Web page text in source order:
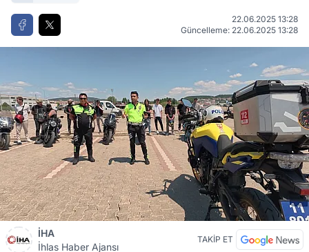
22.06.2025 13:28
Güncelleme: 22.06.2025 13:28
İHA
İhlas Haber Ajansı
TAKİP ET